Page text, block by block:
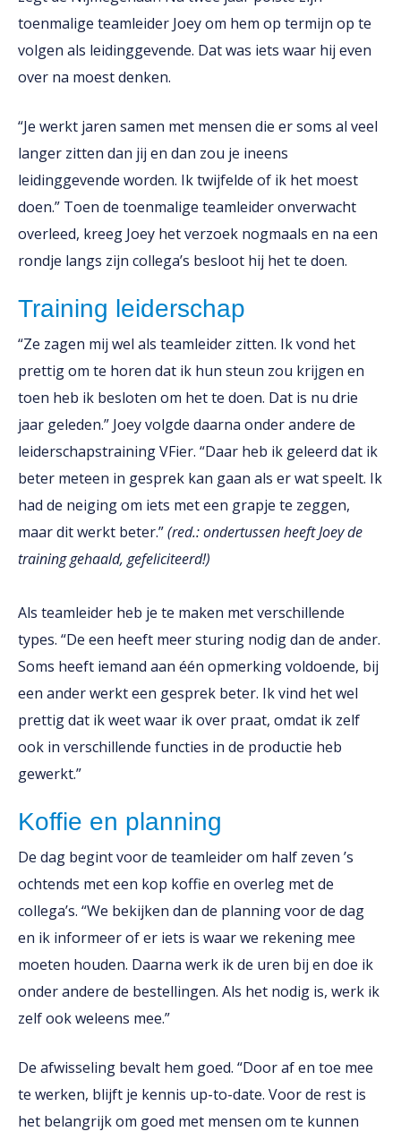
toenmalige teamleider Joey om hem op termijn op te
volgen als leidinggevende. Dat was iets waar hij even
over na moest denken.
“Je werkt jaren samen met mensen die er soms al veel
langer zitten dan jij en dan zou je ineens
leidinggevende worden. Ik twijfelde of ik het moest
doen.” Toen de toenmalige teamleider onverwacht
overleed, kreeg Joey het verzoek nogmaals en na een
rondje langs zijn collega’s besloot hij het te doen.
Training leiderschap
“Ze zagen mij wel als teamleider zitten. Ik vond het
prettig om te horen dat ik hun steun zou krijgen en
toen heb ik besloten om het te doen. Dat is nu drie
jaar geleden.” Joey volgde daarna onder andere de
leiderschapstraining VFier. “Daar heb ik geleerd dat ik
beter meteen in gesprek kan gaan als er wat speelt. Ik
had de neiging om iets met een grapje te zeggen,
maar dit werkt beter.”(red.: ondertussen heeft Joey de
training gehaald, gefeliciteerd!)
Als teamleider heb je te maken met verschillende
types. “De een heeft meer sturing nodig dan de ander.
Soms heeft iemand aan één opmerking voldoende, bij
een ander werkt een gesprek beter. Ik vind het wel
prettig dat ik weet waar ik over praat, omdat ik zelf
ook in verschillende functies in de productie heb
gewerkt.”
Koffie en planning
De dag begint voor de teamleider om half zeven ’s
ochtends met een kop koffie en overleg met de
collega’s. “We bekijken dan de planning voor de dag
en ik informeer of er iets is waar we rekening mee
moeten houden. Daarna werk ik de uren bij en doe ik
onder andere de bestellingen. Als het nodig is, werk ik
zelf ook weleens mee.”
De afwisseling bevalt hem goed. “Door af en toe mee
te werken, blijft je kennis up-to-date. Voor de rest is
het belangrijk om goed met mensen om te kunnen